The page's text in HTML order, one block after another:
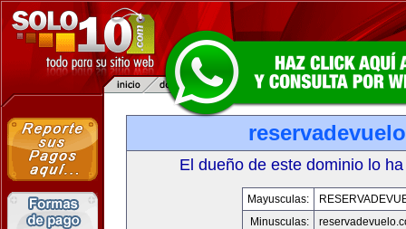
El dueño de este dominio lo
Mayusculas:
Minusculas: